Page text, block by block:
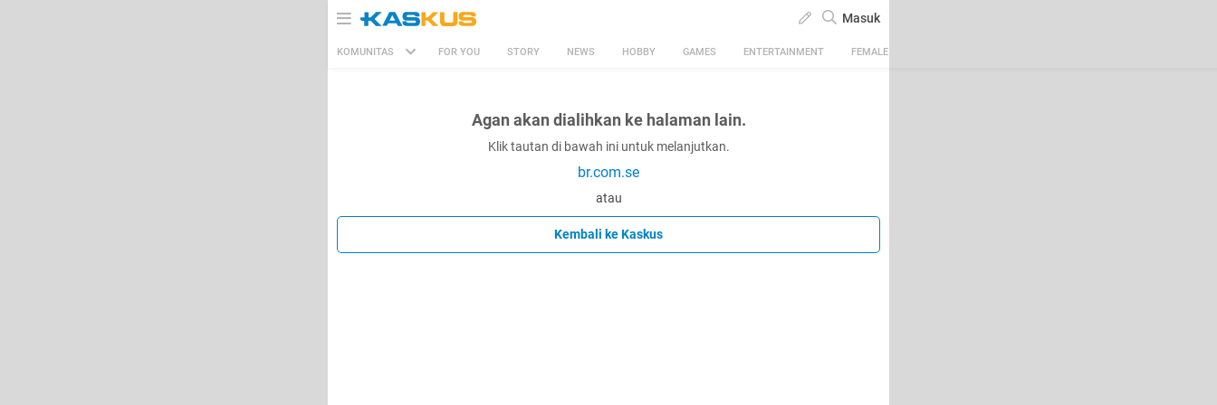
Masuk
KOMUNITAS FOR YOU STORY NEWS HOBBY GAMES ENTERTAINMENT FEMALE
Agan akan dialihkan ke halaman lain.
Klik tautan di bawah ini untuk melanjutkan.
br.com.se
atau
Kembali ke Kaskus